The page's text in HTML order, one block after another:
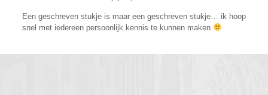
Een geschreven stukje is maar een geschreven stukje… ik hoop
snel met iedereen persoonlijk kennis te kunnen maken